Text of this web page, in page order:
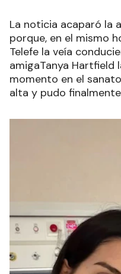
La noticia acaparó la
porque, en el mismo
Telefe la veía
amigaTanya Hartfield
momento en el
alta y pudo